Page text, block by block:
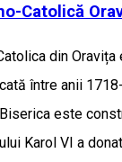
Catolică
din
între anii
este
Karol VI a